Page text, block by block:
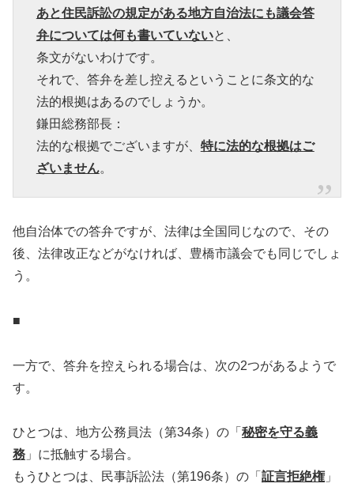
あと住民訴訟の規定がある地方自治法にも議会答
弁については何も書いていないと、
条文がないわけです。
それで、答弁を差し控えるということに条文的な
法的根拠はあるのでしょうか。
鎌田総務部長：
法的な根拠でございますが、 特に法的な根拠はご
ざいません。
他自治体での答弁ですが、法律は全国同じなので、その
後、法律改正などがなければ、豊橋市議会でも同じでしょ
う。
■
一方で、答弁を控えられる場合は、次の2つがあるようで
す。
ひとつは、地方公務員法（第34条）の「 秘密を守る義
務 」に抵触する場合。
もうひとつは、民事訴訟法（第196条）の「 証言拒絶権」